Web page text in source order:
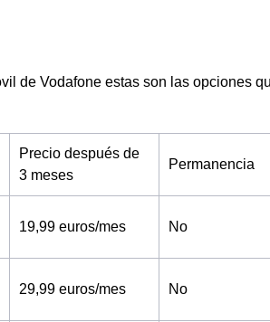
de Vodafone estas son las opciones
Precio después de
3 meses
Permanencia
19,99 euros/mes No
29,99 euros/mes No